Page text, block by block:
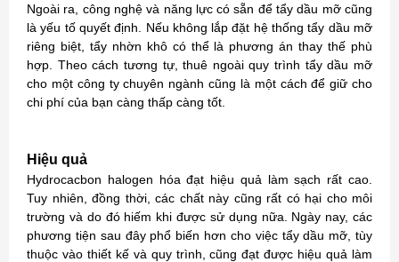
Ngoài ra, công nghệ và năng lực có sẵn để tẩy dầu mỡ cũng
là yếu tố quyết định. Nếu không lắp đặt hệ thống tẩy dầu mỡ
riêng biệt, tẩy nhờn khô có thể là phương án thay thế phù
hợp. Theo cách tương tự, thuê ngoài quy trình tẩy dầu mỡ
cho một công ty chuyên ngành cũng là một cách để giữ cho
chi phí của bạn càng thấp càng tốt.
Hiệu quả
Hydrocacbon halogen hóa đạt hiệu quả làm sạch rất cao.
Tuy nhiên, đồng thời, các chất này cũng rất có hại cho môi
trường và do đó hiếm khi được sử dụng nữa. Ngày nay, các
phương tiện sau đây phổ biến hơn cho việc tẩy dầu mỡ, tùy
thuộc vào thiết kế và quy trình, cũng đạt được hiệu quả làm